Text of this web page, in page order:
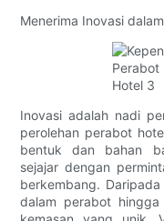
Menerima Inovasi
Inovasi adalah nadi
perolehan perabot
bentuk dan bahan
sejajar dengan
berkembang.
dalam perabot